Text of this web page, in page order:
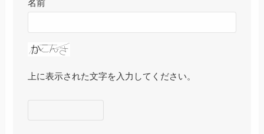
名前
上に表示された文字を入力してください。